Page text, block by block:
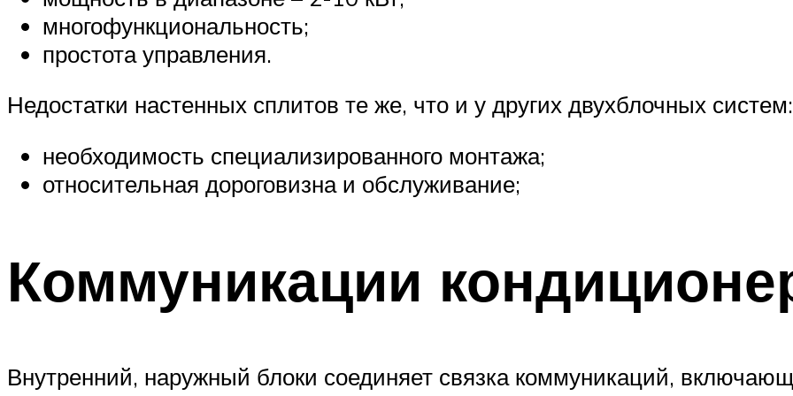
многофункциональность;
простота управления.
Недостатки настенных сплитов те же, что и у других двухблочных систем:
необходимость специализированного монтажа;
относительная дороговизна и обслуживание;
Коммуникации
Внутренний, наружный блоки соединяет связка коммуникаций,